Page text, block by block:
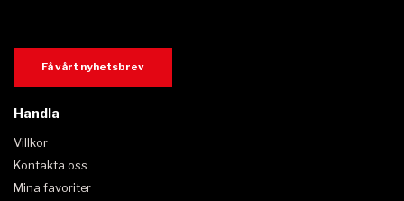
Få vårt nyhetsbrev
Handla
Villkor
Kontakta oss
Mina favoriter